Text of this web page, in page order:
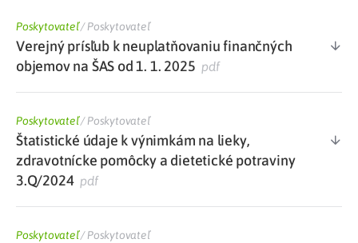
Poskytovateľ/Poskytovateľ
Verejný prísľub k neuplatňovaniu finančných
objemov na ŠAS od 1. 1. 2025 pdf
Poskytovateľ/Poskytovateľ
Štatistické údaje k výnimkám na lieky,
zdravotnícke pomôcky a dietetické potraviny
3.Q/2024pdf
Poskytovateľ/Poskytovateľ